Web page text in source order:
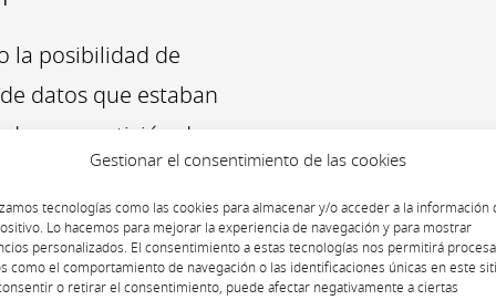
Gestionar el consentimiento de las cookies
tecnologías como las cookies para almacenar y/o acceder a la información
Lo hacemos para mejorar la experiencia de navegación y para mostrar
personalizados. El consentimiento a estas tecnologías nos permitirá
como el comportamiento de navegación o las identificaciones únicas en este
o retirar el consentimiento, puede afectar negativamente a ciertas
la posibilidad de
datos que estaban
compartición de
la
a nivel mundial,